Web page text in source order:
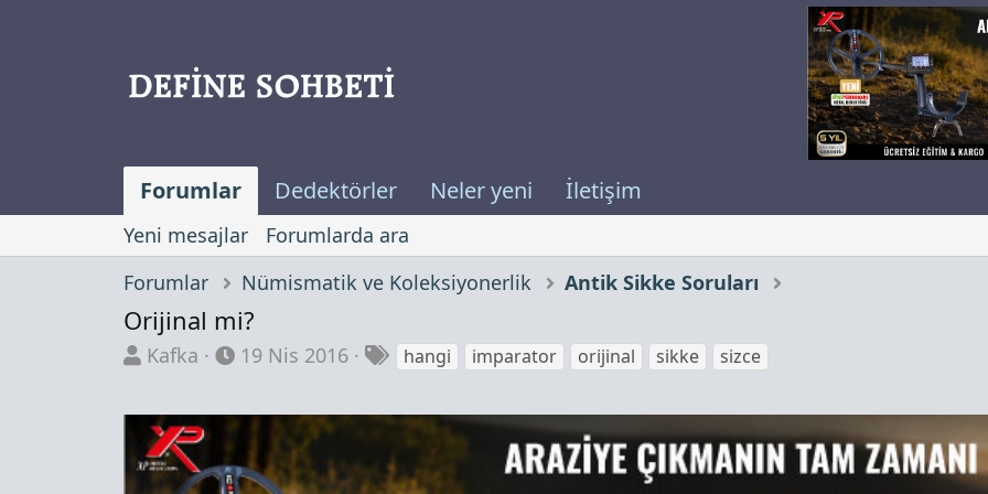
Forumlar Dedektörler Neler yeni İletişim
Yeni mesajlar
Forumlarda ara
Forumlar
Nümismatik ve Koleksiyonerlik Antik Sikke Soruları
Orijinal mi?
K
n
b
u
Kafka
B
ş
a
19 Nis 2016
E
i
e
hangi imparator orijinal sikke sizce